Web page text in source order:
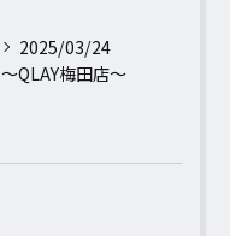
2025/03/24
〜QLAY梅田店〜